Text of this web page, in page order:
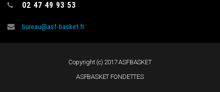
02 47 49 93 53
bureau@asf-basket.fr
Copyright (c) 2017 ASFBASKET
ASFBASKET FONDETTES